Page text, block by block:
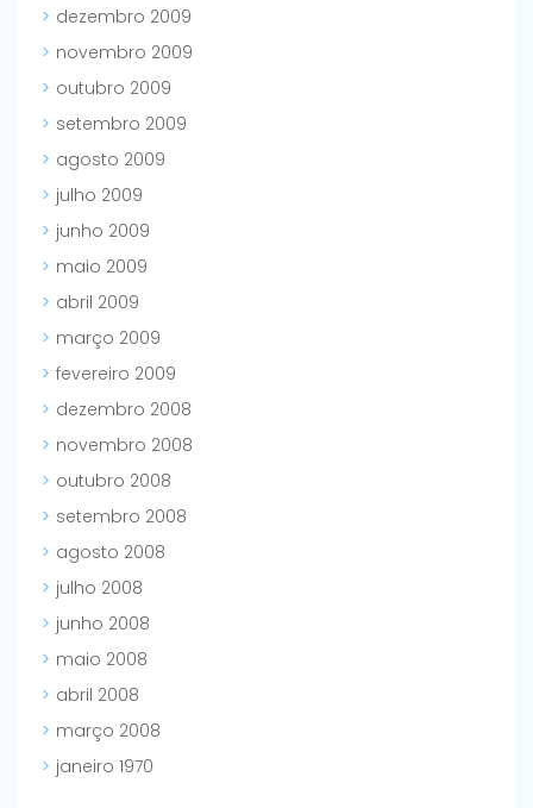
dezembro 2009
novembro 2009
outubro 2009
setembro 2009
agosto 2009
julho 2009
junho 2009
maio 2009
abril 2009
março 2009
fevereiro 2009
dezembro 2008
novembro 2008
outubro 2008
setembro 2008
agosto 2008
julho 2008
junho 2008
maio 2008
abril 2008
março 2008
janeiro 1970